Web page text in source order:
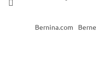
Bernina.com